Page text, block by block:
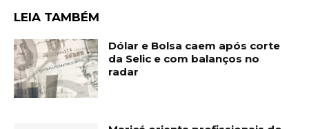
LEIA TAMBÉM
Dólar e Bolsa caem após corte
da Selic e com balanços no
radar